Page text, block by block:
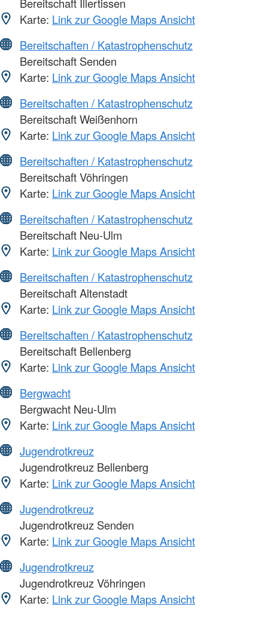
Karte: Link zur Google Maps Ansicht
Bereitschaften / Katastrophenschutz
Bereitschaft Senden
Karte: Link zur Google Maps Ansicht
Bereitschaften / Katastrophenschutz
Bereitschaft Weißenhorn
Karte: Link zur Google Maps Ansicht
Bereitschaften / Katastrophenschutz
Bereitschaft Vöhringen
Karte: Link zur Google Maps Ansicht
Bereitschaften / Katastrophenschutz
Bereitschaft Neu-Ulm
Karte: Link zur Google Maps Ansicht
Bereitschaften / Katastrophenschutz
Bereitschaft Altenstadt
Karte: Link zur Google Maps Ansicht
Bereitschaften / Katastrophenschutz
Bereitschaft Bellenberg
Karte: Link zur Google Maps Ansicht
Bergwacht
Bergwacht Neu-Ulm
Karte: Link zur Google Maps Ansicht
Jugendrotkreuz
Jugendrotkreuz Bellenberg
Karte: Link zur Google Maps Ansicht
Jugendrotkreuz
Jugendrotkreuz Senden
Karte: Link zur Google Maps Ansicht
Jugendrotkreuz
Jugendrotkreuz Vöhringen
Karte: Link zur Google Maps Ansicht